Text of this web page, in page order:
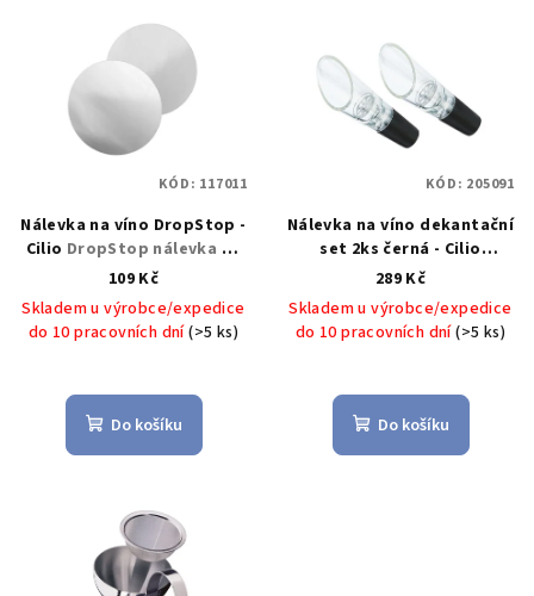
o
u
Nálevka na víno DropStop -
Cilio DropStop nálevka na
lahev vína - Cilio - Cilio
109 Kč
Skladem u výrobce/expedice
do 10 pracovních dní(>5 ks)
Do košíku
KÓD: 117011
Nálevka na víno dekantační
set 2ks černá - Cilio
Dekantační nálevka na
lahev vína černá - Cilio -
Cilio
289 Kč
Skladem u výrobce/expedice
do 10 pracovních dní(>5 ks)
Do košíku
KÓD: 205091